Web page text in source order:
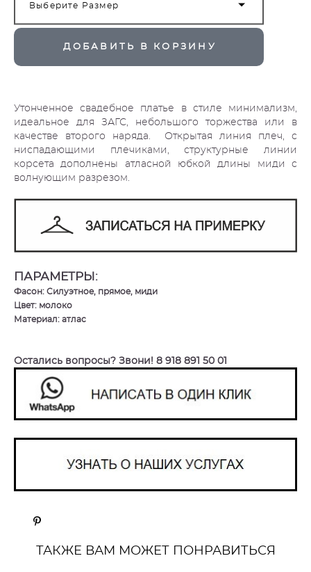
Выберите Размер
ДОБАВИТЬ В КОРЗИНУ
Утонченное свадебное платье в стиле минимализм,
идеальное для ЗАГС, небольшого торжества или в
качестве второго наряда. Открытая линия плеч, с
ниспадающими плечиками, структурные линии
корсета дополнены атласной юбкой длины миди с
волнующим разрезом.
ПАРАМЕТРЫ:
Фасон: Силуэтное, прямое, миди
Цвет: молоко
Материал: атлас
Остались вопросы? Звони! 8 918 891 50 01
ТАКЖЕ ВАМ МОЖЕТ ПОНРАВИТЬСЯ